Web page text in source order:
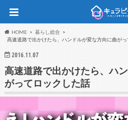
HOME
暮らし総合
高速道路で出かけたら、ハンドルが変な方向に曲が
2016.11.07
高速道路で出かけたら、ハ
がってロックした話